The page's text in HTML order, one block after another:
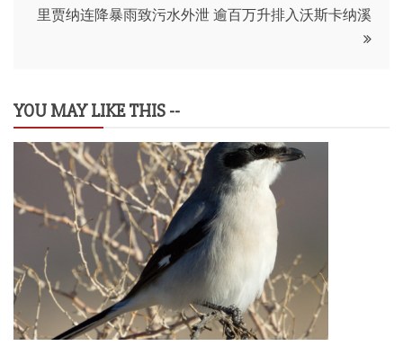
导里贾纳连降暴雨致污水外泄 逾百万升排入沃斯卡纳溪
YOU MAY LIKE THIS --